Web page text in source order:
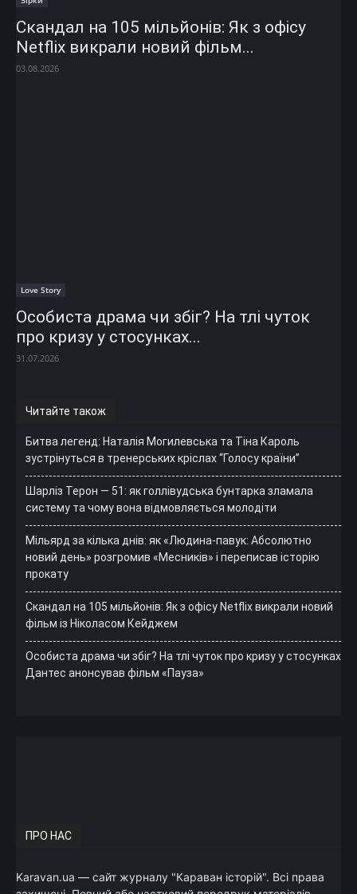
Скандал на 105 мільйонів: Як з офісу
Netflix викрали новий фільм...
03.08.2026
Love Story
Особиста драма чи збіг? На тлі чуток
про кризу у стосунках...
31.07.2026
Читайте також
Битва легенд: Наталія Могилевська та Тіна Кароль
зустрінуться в тренерських кріслах “Голосу країни”
Шарліз Терон — 51: як голлівудська бунтарка зламала
систему та чому вона відмовляється молодіти
Мільярд за кілька днів: як «Людина-павук: Абсолютно
новий день» розгромив «Месників» і переписав історію
прокату
Скандал на 105 мільйонів: Як з офісу Netflix викрали новий
фільм із Ніколасом Кейджем
Особиста драма чи збіг? На тлі чуток про кризу у стосунках
Дантес анонсував фільм «Пауза»
ПРО НАС
Karavan.ua — сайт журналу "Караван історій". Всі права